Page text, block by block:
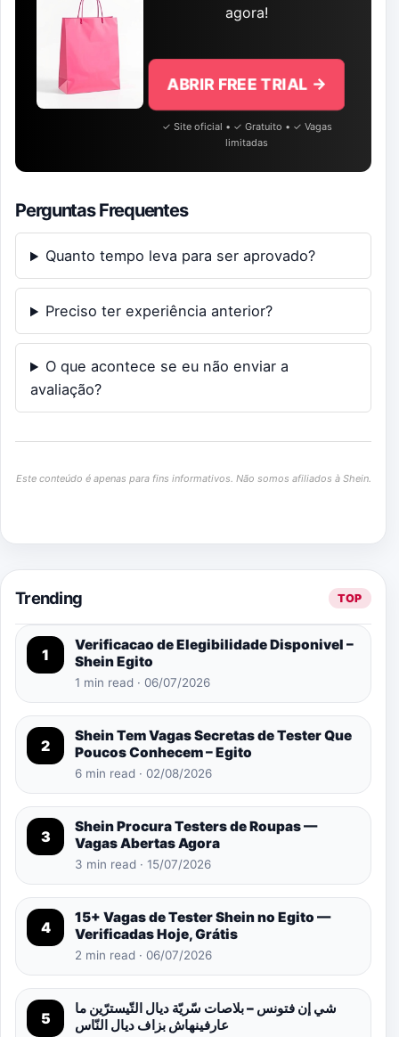
agora!
ABRIR FREE TRIAL →
✓ Site oficial • ✓ Gratuito • ✓ Vagas
limitadas
Perguntas Frequentes
Quanto tempo leva para ser aprovado?
Preciso ter experiência anterior?
O que acontece se eu não enviar a
avaliação?
Este conteúdo é apenas para fins informativos. Não somos afiliados à Shein.
Trending TOP
1
Verificacao de Elegibilidade Disponivel –
Shein Egito
1 min read · 06/07/2026
2
Shein Tem Vagas Secretas de Tester Que
Poucos Conhecem – Egito
6 min read · 02/08/2026
3
Shein Procura Testers de Roupas —
Vagas Abertas Agora
3 min read · 15/07/2026
4
15+ Vagas de Tester Shein no Egito —
Verificadas Hoje, Grátis
2 min read · 06/07/2026
5
شي إن فتونس – بلاصات سّريّة ديال التّيسترّين ما
عارفينهاش بزاف ديال النّاس